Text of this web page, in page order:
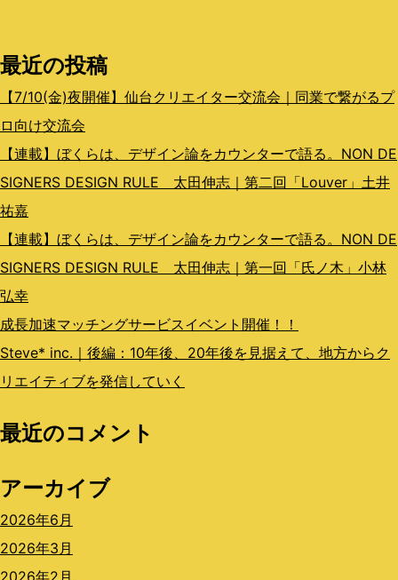
シ
ョ
ン
最近の投稿
【7/10(金)夜開催】仙台クリエイター交流会｜同業で繋がるプ
ロ向け交流会
【連載】ぼくらは、デザイン論をカウンターで語る。NON DE
SIGNERS DESIGN RULE 太田伸志｜第二回「Louver」土井
祐嘉
【連載】ぼくらは、デザイン論をカウンターで語る。NON DE
SIGNERS DESIGN RULE 太田伸志｜第一回「氏ノ木」小林
弘幸
成長加速マッチングサービスイベント開催！！
Steve* inc.｜後編：10年後、20年後を見据えて、地方からク
リエイティブを発信していく
最近のコメント
アーカイブ
2026年6月
2026年3月